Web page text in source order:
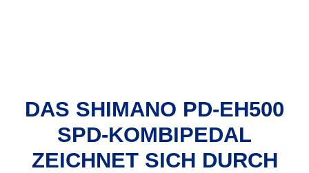
DAS SHIMANO PD-EH500
SPD-KOMBIPEDAL
ZEICHNET SICH DURCH